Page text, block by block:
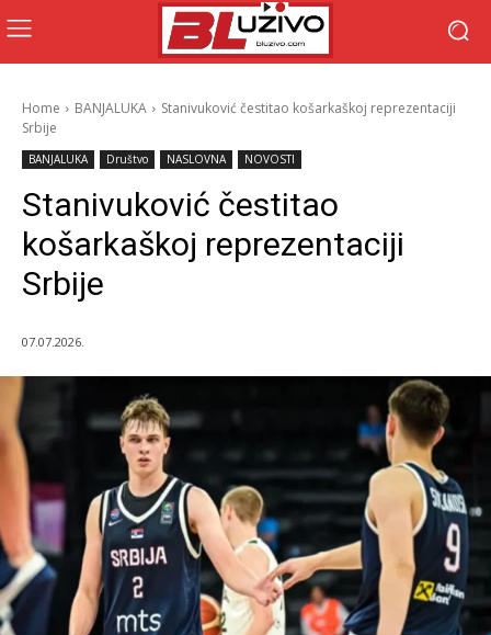
Home BANJALUKA
Stanivuković čestitao košarkaškoj reprezentaciji
Srbije
BANJALUKA Društvo NASLOVNA NOVOSTI
Stanivuković čestitao
košarkaškoj reprezentaciji
Srbije
07.07.2026.